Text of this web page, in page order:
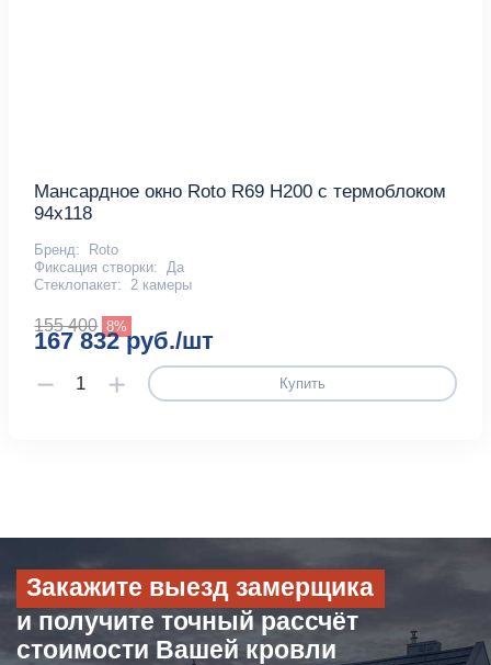
Мансардное окно Roto R69 H200 с термоблоком
94x118
Бренд:
Roto
Фиксация створки:
Да
Стеклопакет:
2 камеры
155 400 8%
167 832 руб./шт
Купить
Закажите выезд замерщика
и получите точный рассчёт
стоимости Вашей кровли